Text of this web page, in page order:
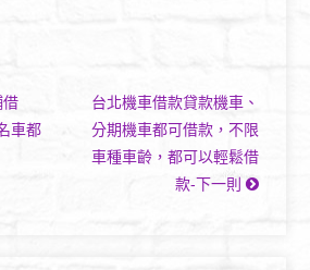
借
車都
台北機車借款貸款機車、
分期機車都可借款，不限
車種車齡，都可以輕鬆借
款-下一則